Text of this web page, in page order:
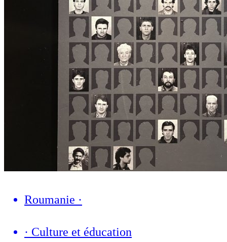
Roumanie ·
· Culture et éducation